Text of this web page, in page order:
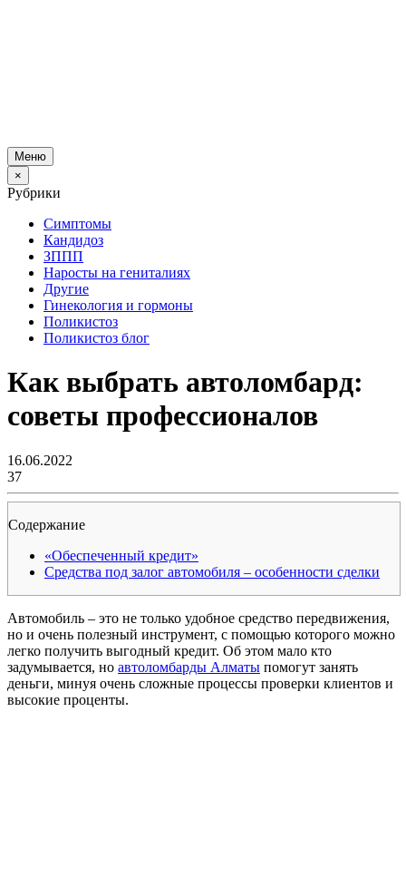
Меню
×
Рубрики
Симптомы
Кандидоз
ЗППП
Наросты на гениталиях
Другие
Гинекология и гормоны
Поликистоз
Поликистоз блог
Как выбрать автоломбард:
советы профессионалов
16.06.2022
37
Содержание
«Обеспеченный кредит»
Средства под залог автомобиля – особенности сделки
Автомобиль – это не только удобное средство передвижения,
но и очень полезный инструмент, с помощью которого можно
легко получить выгодный кредит. Об этом мало кто
задумывается, но автоломбарды Алматы помогут занять
деньги, минуя очень сложные процессы проверки клиентов и
высокие проценты.